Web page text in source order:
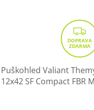
Z
D
A
R
Puškohled Valiant
12x42 SF Compact FBR